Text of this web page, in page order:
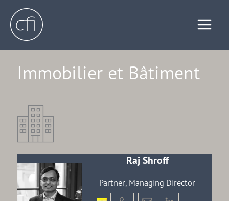
content
Immobilier et Bâtiment
Raj Shroff
Partner, Managing Director